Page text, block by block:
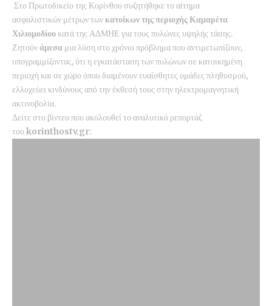
Στο Πρωτοδικείο της Κορίνθου συζητήθηκε το αίτημα
ασφαλιστικών μέτρων τωνκατοίκων της περιοχής Καμαρέτα
Χιλιομοδίου κατά της ΑΔΜΗΕ για τους πυλώνες υψηλής τάσης.
Ζητούνάμεσα μια λύση στο χρόνιο πρόβλημα που αντιμετωπίζουν,
υπογραμμίζοντας, ότι η εγκατάσταση των πυλώνων σε κατοικημένη
περιοχή και σε χώρο όπου διαμένουν ευαίσθητες ομάδες πληθυσμού,
ελλοχεύει κινδύνους από την έκθεσή τους στην ηλεκτρομαγνητική
ακτινοβολία.
Δείτε στο βίντεο που ακολουθεί το αναλυτικό ρεπορτάζ
τουkorinthostv.gr: